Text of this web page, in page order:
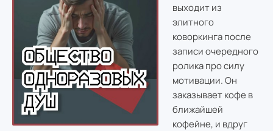
выходит из
элитного
коворкинга после
записи очередного
ролика про силу
мотивации. Он
заказывает кофе в
ближайшей
кофейне, и вдруг